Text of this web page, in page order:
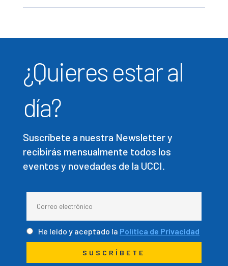
¿Quieres estar al
día?
Suscríbete a nuestra Newsletter y
recibirás mensualmente todos los
eventos y novedades de la UCCI.
He leído y aceptado la Política de Privacidad